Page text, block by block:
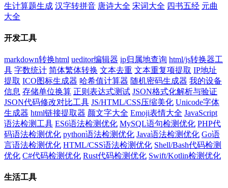
生计算题生成 汉字转拼音 唐诗大全 宋词大全 四书五经 元曲
大全
开发工具
markdown转换html ueditor编辑器 ip归属地查询 html/js转换器工
具 字数统计 简体繁体转换 文本去重 文本重复项提取 IP地址
提取 ICO图标生成器 哈希值计算器 随机密码生成器 我的设备
信息 存储单位换算 正则表达式测试 JSON格式化解析与验证
JSON代码修改对比工具 JS/HTML/CSS压缩美化 Unicode字体
生成器 html链接提取器 颜文字大全 Emoji表情大全 JavaScript
语法检测工具 ES6语法检测优化 MySQL语句检测优化 PHP代
码语法检测优化 python语法检测优化 Java语法检测优化 Go语
言语法检测优化 HTML/CSS语法检测优化 Shell/Bash代码检测
优化 C#代码检测优化 Rust代码检测优化 Swift/Kotlin检测优化
生活工具